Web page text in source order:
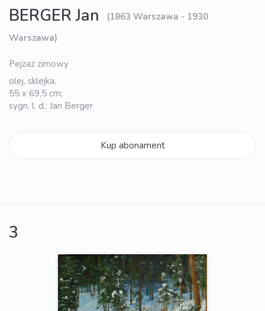
BERGER Jan
(1863 Warszawa - 1930
Warszawa)
Pejzaż zimowy
olej, sklejka,
55 x 69,5 cm;
sygn. l. d.: Jan Berger
Kup abonament
3